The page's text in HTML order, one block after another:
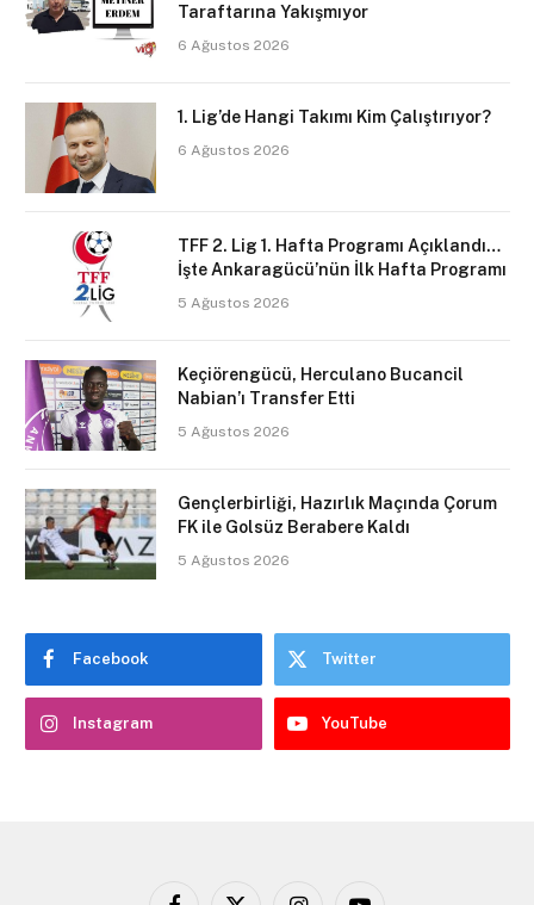
Taraftarına Yakışmıyor
6 Ağustos 2026
1. Lig’de Hangi Takımı Kim Çalıştırıyor?
6 Ağustos 2026
TFF 2. Lig 1. Hafta Programı Açıklandı…
İşte Ankaragücü’nün İlk Hafta Programı
5 Ağustos 2026
Keçiörengücü, Herculano Bucancil
Nabian’ı Transfer Etti
5 Ağustos 2026
Gençlerbirliği, Hazırlık Maçında Çorum
FK ile Golsüz Berabere Kaldı
5 Ağustos 2026
Facebook Twitter
Instagram YouTube